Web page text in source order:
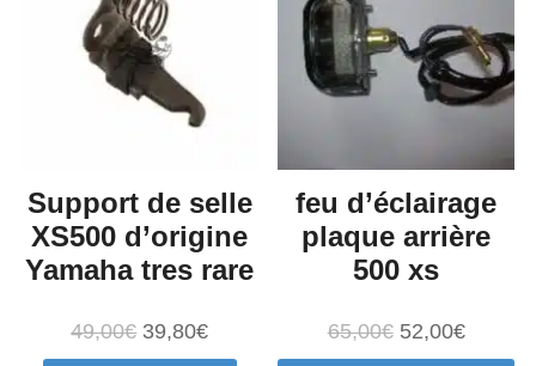
Support de selle
XS500 d’origine
Yamaha tres rare
49,00€ Le
39,80€Le
feu d’éclairage
plaque arrière
500 xs
65,00€ Le
52,00€Le